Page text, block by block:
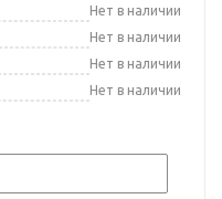
Нет в наличии
Нет в наличии
Нет в наличии
Нет в наличии